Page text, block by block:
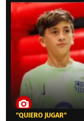
"QUIERO JUGAR"